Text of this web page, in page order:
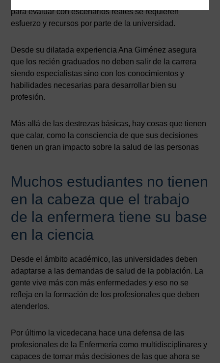
para evaluar con escenarios reales se requieren
esfuerzo y recursos por parte de la universidad.
Desde su dilatada experiencia Ana Giménez asegura
que los recién graduados no deben salir de la carrera
siendo especialistas sino con los conocimientos y
habilidades necesarias para desarrollar bien su
profesión.
Más allá de las destrezas básicas, hay cosas que tienen
que calar, como la consciencia de que sus decisiones
tienen un gran impacto sobre la salud de las personas
Muchos estudiantes no tienen
en la cabeza que el trabajo
de la enfermera tiene su base
en la ciencia
Desde el ámbito académico, las universidades deben
adaptarse a las demandas de salud de la población. La
gente vive más con más enfermedades y eso no se
refleja en la formación de los profesionales que deben
atenderlos.
Por último la vicedecana hace una defensa de las
profesionales de la Enfermería como multidisciplinares y
capaces de tomar más decisiones de las que ahora se